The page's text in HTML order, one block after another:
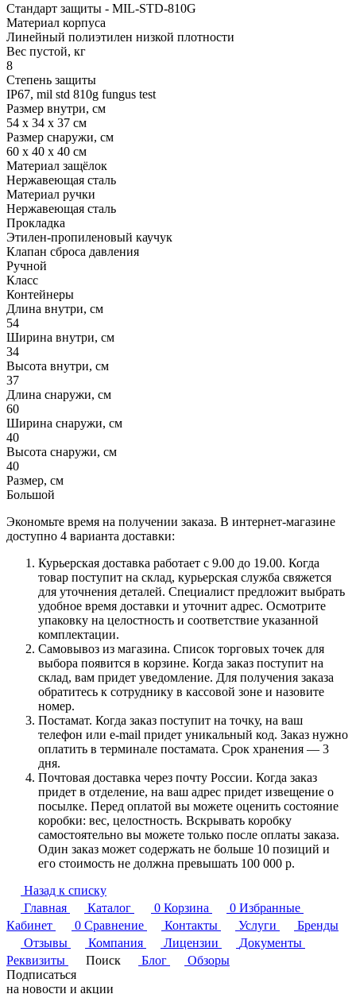
Стандарт защиты - MIL-STD-810G
Материал корпуса
Линейный полиэтилен низкой плотности
Вес пустой, кг
8
Степень защиты
IP67, mil std 810g fungus test
Размер внутри, см
54 x 34 x 37 см
Размер снаружи, см
60 x 40 x 40 см
Материал защёлок
Нержавеющая сталь
Материал ручки
Нержавеющая сталь
Прокладка
Этилен-пропиленовый каучук
Клапан сброса давления
Ручной
Класс
Контейнеры
Длина внутри, см
54
Ширина внутри, см
34
Высота внутри, см
37
Длина снаружи, см
60
Ширина снаружи, см
40
Высота снаружи, см
40
Размер, см
Большой
Экономьте время на получении заказа. В интернет-магазине
доступно 4 варианта доставки:
Курьерская доставка работает с 9.00 до 19.00. Когда
товар поступит на склад, курьерская служба свяжется
для уточнения деталей. Специалист предложит выбрать
удобное время доставки и уточнит адрес. Осмотрите
упаковку на целостность и соответствие указанной
комплектации.
Самовывоз из магазина. Список торговых точек для
выбора появится в корзине. Когда заказ поступит на
склад, вам придет уведомление. Для получения заказа
обратитесь к сотруднику в кассовой зоне и назовите
номер.
Постамат. Когда заказ поступит на точку, на ваш
телефон или e-mail придет уникальный код. Заказ нужно
оплатить в терминале постамата. Срок хранения — 3
дня.
Почтовая доставка через почту России. Когда заказ
придет в отделение, на ваш адрес придет извещение о
посылке. Перед оплатой вы можете оценить состояние
коробки: вес, целостность. Вскрывать коробку
самостоятельно вы можете только после оплаты заказа.
Один заказ может содержать не больше 10 позиций и
его стоимость не должна превышать 100 000 р.
Назад к списку
Главная
Каталог 0 Корзина 0 Избранные
Кабинет
0 Сравнение Контакты Услуги
Бренды
Отзывы
Компания Лицензии
Документы
Реквизиты
Поиск Блог
Обзоры
Подписаться
на новости и акции